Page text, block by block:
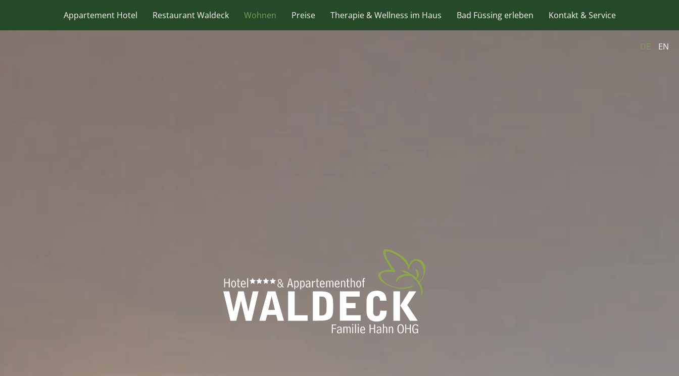
DE EN
Appartement Hotel Restaurant Waldeck Wohnen Preise Therapie & Wellness im Haus Bad Füssing erleben Kontakt & Service